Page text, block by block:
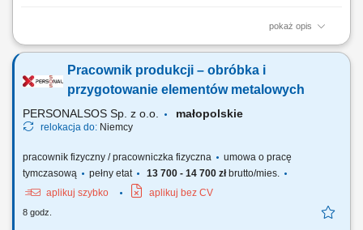
pokaż opis
Twoje obowiązki: Obsługa maszyn CNC Uruchamianie gotowych
detali oraz półfabrykatów w obrabiarce Nadzorowanie przebiegu
procesu obróbki CNC Zgłaszanie usterek, niezgodności jakościowych
Pracownik produkcji – obróbka i
przygotowanie elementów metalowych
PERSONALSOS Sp. z o.o. małopolskie
relokacja do: Niemcy
pracownik fizyczny / pracowniczka fizyczna
umowa o pracę
tymczasową
pełny etat 13 700 - 14 700 złbrutto/mies.
aplikuj szybko
aplikuj bez CV
8 godz.